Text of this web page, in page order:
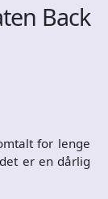
Back
for lenge
er en dårlig